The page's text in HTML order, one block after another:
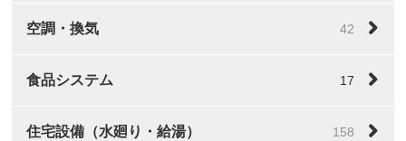
空調・換気 42
食品システム 17
住宅設備（水廻り・給湯） 158